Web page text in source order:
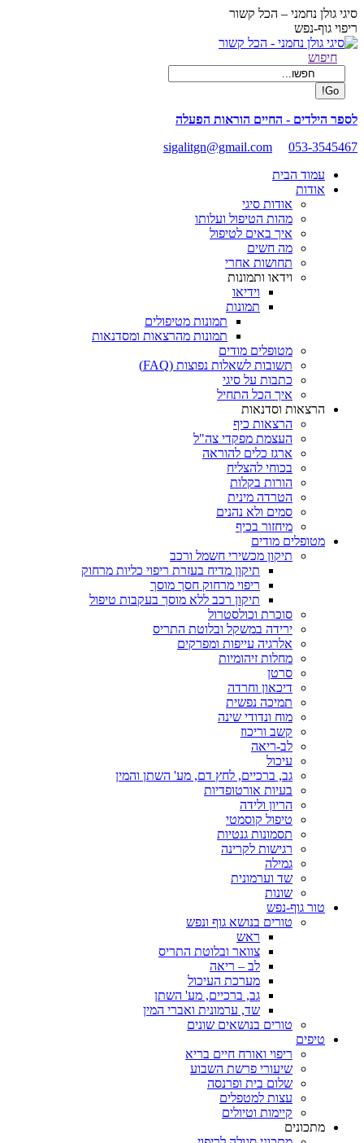
Skip
to
content
סיגי גולן נחמני – הכל קשור
ריפוי גוף-נפש
Facebook
opens
new
window
Search:
חיפוש
לספר הילדים - החיים הוראות הפעלה
sigalitgn@gmail.com
053-3545467
עמוד הבית
אודות
אודות סיגי
מהות הטיפול ועלותו
איך באים לטיפול
מה חשים
תחושות אחרי
וידאו ותמונות
וידיאו
תמונות
תמונות מטיפולים
תמונות מהרצאות ומסדנאות
מטופלים מודים
תשובות לשאלות נפוצות (FAQ)
כתבות על סיגי
איך הכל התחיל
הרצאות וסדנאות
הרצאות כיף
העצמת מפקדי צה"ל
ארגז כלים להוראה
בכוחי להצליח
הורות בקלות
הטרדה מינית
סמים ולא נהנים
מיחזור בכיף
מטופלים מודים
תיקון מכשירי חשמל ורכב
תיקון מדיח בעזרת ריפוי כליות מרחוק
ריפוי מרחוק חסך מוסך
תיקון רכב ללא מוסך בעקבות טיפול
סוכרת וכולסטרול
ירידה במשקל ובלוטת התריס
אלרגיה עייפות ומפרקים
מחלות זיהומיות
סרטן
דיכאון וחרדה
תמיכה נפשית
מוח ונדודי שינה
קשב וריכוז
לב-ריאה
עיכול
גב, ברכיים, לחץ דם, מע' השתן והמין
בעיות אורטופדיות
הריון ולידה
טיפול קוסמטי
תסמונות גנטיות
רגישות לקרינה
גמילה
שד וערמונית
שונות
טור גוף-נפש
טורים בנושא גוף ונפש
ראש
צוואר ובלוטת התריס
לב – ריאה
מערכת העיכול
גב, ברכיים, מע' השתן
שד, ערמונית ואברי המין
טורים בנושאים שונים
טיפים
ריפוי ואורח חיים בריא
שיעורי פרשת השבוע
שלום בית ופרנסה
עצות למטפלים
קיימות וטיולים
מתכונים